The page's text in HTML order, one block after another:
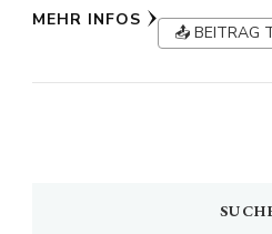
MEHR INFOS
📤 BEITRAG